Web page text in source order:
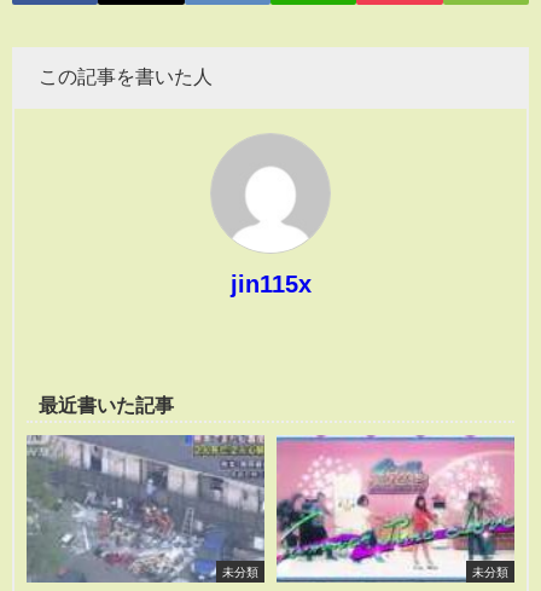
この記事を書いた人
jin115x
最近書いた記事
未分類 未分類